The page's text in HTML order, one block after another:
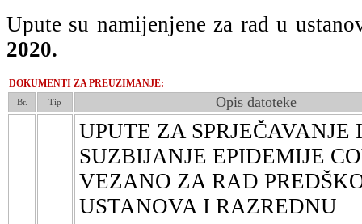
Upute su namijenjene za rad u
2020.
DOKUMENTI ZA PREUZIMANJE:
Br. Tip Opis datoteke
UPUTE ZA SPRJEČAVANJE I
SUZBIJANJE EPIDEMIJE
VEZANO ZA RAD
USTANOVA I RAZREDNU